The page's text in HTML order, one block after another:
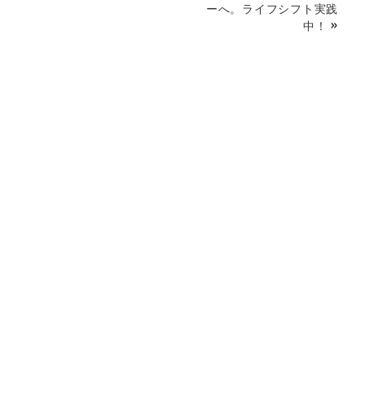
ーへ。ライフシフト実践
中！ »